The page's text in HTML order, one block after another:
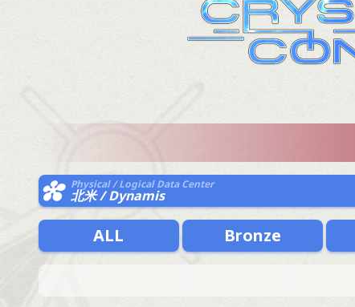
Physical / Logical Data Center
北米 / Dynamis
ALL Bronze